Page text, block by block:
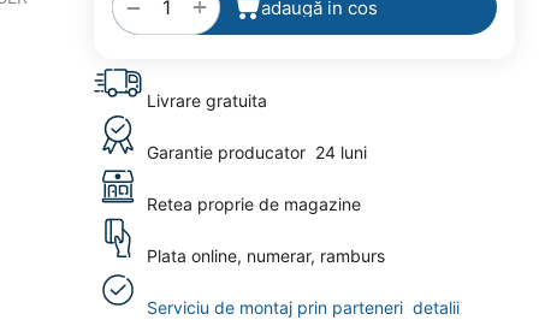
+
− adaugă in cos
Livrare gratuita
Garantie producator 24 luni
Retea proprie de magazine
Plata online, numerar, ramburs
Serviciu de montaj prin parteneri detalii